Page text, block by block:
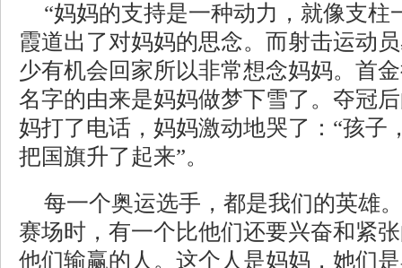
“妈妈的支持是一种动力，就像支柱
霞道出了对妈妈的思念。而射击运动
少有机会回家所以非常想念妈妈。首
名字的由来是妈妈做梦下雪了。夺冠
妈打了电话，妈妈激动地哭了：“孩子
把国旗升了起来”。
每一个奥运选手，都是我们的英雄
赛场时，有一个比他们还要兴奋和紧
他们输赢的人。这个人是妈妈，她们